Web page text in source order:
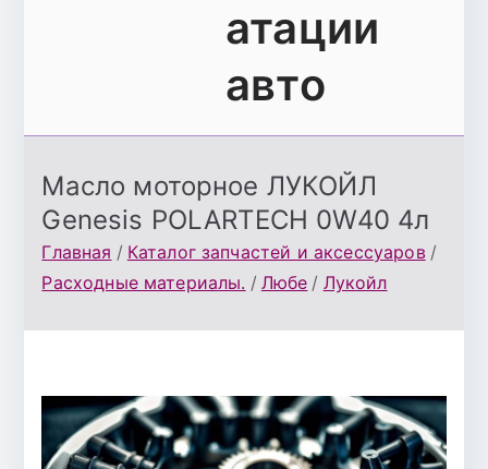
атации
авто
Масло моторное ЛУКОЙЛ
Genesis POLARTECH 0W40 4л
Главная
Каталог запчастей и аксессуаров
Расходные материалы.
Любе Лукойл